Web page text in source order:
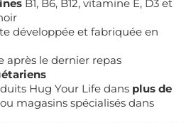
B1, B6, B12, vitamine E, D3 et
développée et fabriquée en
après le dernier repas
Hug Your Life dans plus de
ou magasins spécialisés dans